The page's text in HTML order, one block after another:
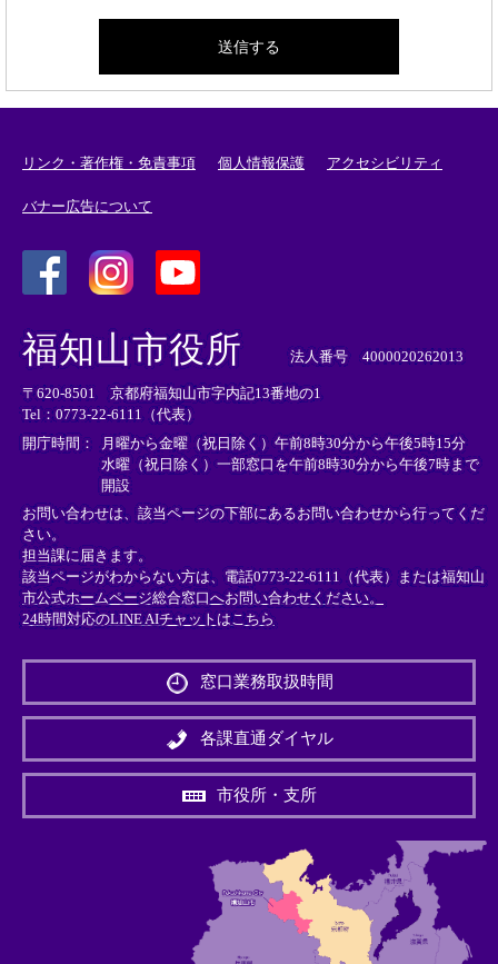
リンク・著作権・免責事項 個人情報保護 アクセシビリティ
バナー広告について
外
部
リ
ン
ク
＞
外
リ
ン
ク
＞
外
部
ン
ク
＞
福知山市役所 法人番号 4000020262013
〒620-8501 京都府福知山市字内記13番地の1
Tel：0773-22-6111（代表）
開庁時間：
月曜から金曜（祝日除く）午前8時30分から午後5時15分
水曜（祝日除く）一部窓口を午前8時30分から午後7時まで
開設
お問い合わせは、該当ページの下部にあるお問い合わせから行ってくだ
さい。
担当課に届きます。
該当ページがわからない方は、電話0773-22-6111（代表）または福知山
市公式ホームページ総合窓口へお問い合わせください。
24時間対応のLINE AIチャットはこちら
外
リ
ン
＞
窓口業務取扱時間
各課直通ダイヤル
市役所・支所